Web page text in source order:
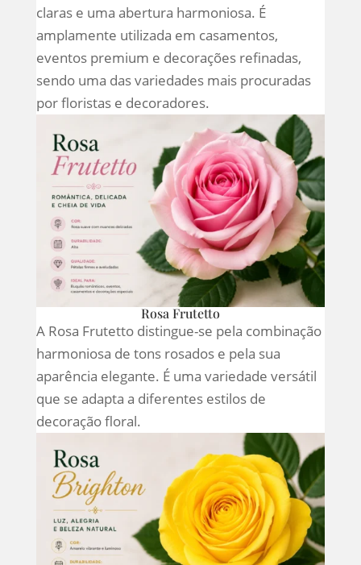
claras e uma abertura harmoniosa. É
amplamente utilizada em casamentos,
eventos premium e decorações refinadas,
sendo uma das variedades mais procuradas
por floristas e decoradores.
Rosa Frutetto
A Rosa Frutetto distingue-se pela combinação
harmoniosa de tons rosados e pela sua
aparência elegante. É uma variedade versátil
que se adapta a diferentes estilos de
decoração floral.